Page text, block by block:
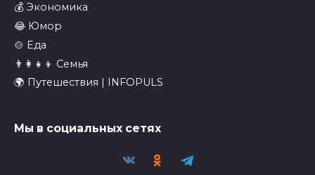
💰 Экономика
😂 Юмор
🍲 Еда
👨‍👩‍👧‍👦 Семья
🌍 Путешествия | INFOPULS
Мы в социальных сетях